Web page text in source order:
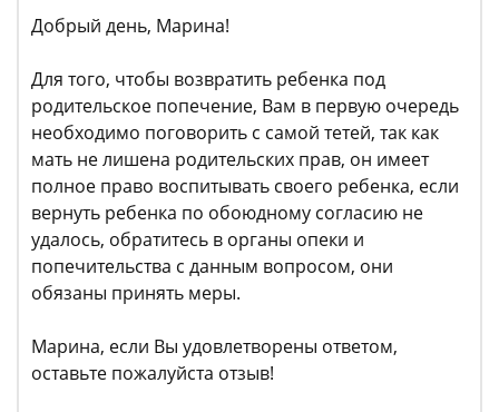
Добрый день, Марина!
Для того, чтобы возвратить ребенка под
родительское попечение, Вам в первую очередь
необходимо поговорить с самой тетей, так как
мать не лишена родительских прав, он имеет
полное право воспитывать своего ребенка, если
вернуть ребенка по обоюдному согласию не
удалось, обратитесь в органы опеки и
попечительства с данным вопросом, они
обязаны принять меры.
Марина, если Вы удовлетворены ответом,
оставьте пожалуйста отзыв!